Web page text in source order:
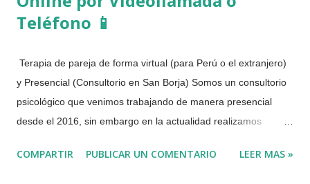
Teléfono 📱
Terapia de pareja de forma virtual (para Perú o el extranjero)
y Presencial (Consultorio en San Borja) Somos un consultorio
psicológico que venimos trabajando de manera presencial
desde el 2016, sin embargo en la actualidad realizamos
del COVID 19 o Coronavirus. En la actualidad trabajamos tanto
COMPARTIR PUBLICAR UN COMENTARIO LEER MAS »